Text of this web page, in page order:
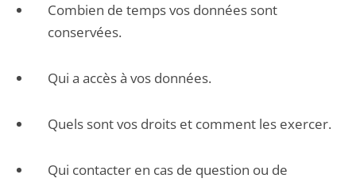
Combien de temps vos données sont
conservées.
Qui a accès à vos données.
Quels sont vos droits et comment les exercer.
Qui contacter en cas de question ou de